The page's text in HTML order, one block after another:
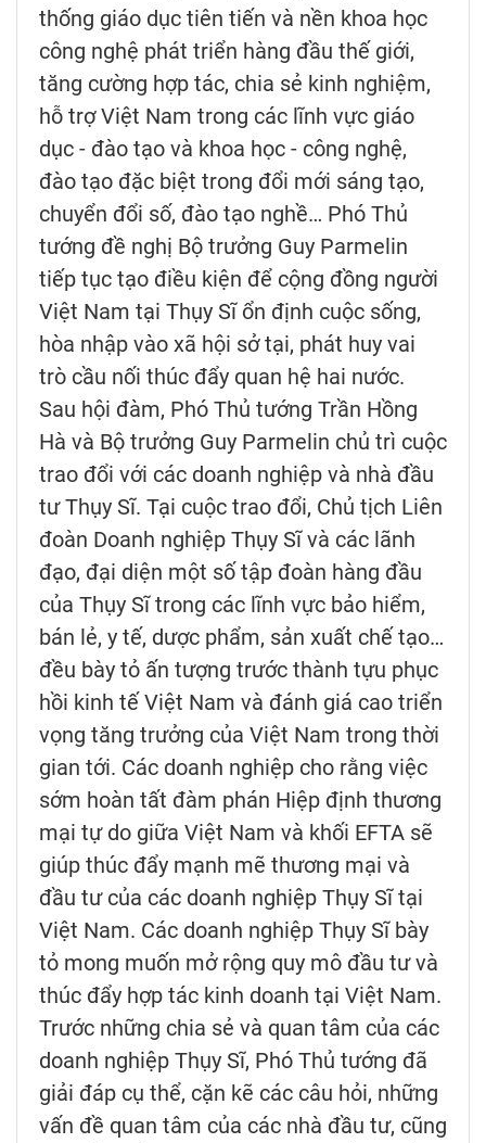
thống giáo dục tiên tiến và nền khoa học
công nghệ phát triển hàng đầu thế giới,
tăng cường hợp tác, chia sẻ kinh nghiệm,
hỗ trợ Việt Nam trong các lĩnh vực giáo
dục - đào tạo và khoa học - công nghệ,
đào tạo đặc biệt trong đổi mới sáng tạo,
chuyển đổi số, đào tạo nghề… Phó Thủ
tướng đề nghị Bộ trưởng Guy Parmelin
tiếp tục tạo điều kiện để cộng đồng người
Việt Nam tại Thụy Sĩ ổn định cuộc sống,
hòa nhập vào xã hội sở tại, phát huy vai
trò cầu nối thúc đẩy quan hệ hai nước.
Sau hội đàm, Phó Thủ tướng Trần Hồng
Hà và Bộ trưởng Guy Parmelin chủ trì cuộc
trao đổi với các doanh nghiệp và nhà đầu
tư Thụy Sĩ. Tại cuộc trao đổi, Chủ tịch Liên
đoàn Doanh nghiệp Thụy Sĩ và các lãnh
đạo, đại diện một số tập đoàn hàng đầu
của Thụy Sĩ trong các lĩnh vực bảo hiểm,
bán lẻ, y tế, dược phẩm, sản xuất chế tạo…
đều bày tỏ ấn tượng trước thành tựu phục
hồi kinh tế Việt Nam và đánh giá cao triển
vọng tăng trưởng của Việt Nam trong thời
gian tới. Các doanh nghiệp cho rằng việc
sớm hoàn tất đàm phán Hiệp định thương
mại tự do giữa Việt Nam và khối EFTA sẽ
giúp thúc đẩy mạnh mẽ thương mại và
đầu tư của các doanh nghiệp Thụy Sĩ tại
Việt Nam. Các doanh nghiệp Thụy Sĩ bày
tỏ mong muốn mở rộng quy mô đầu tư và
thúc đẩy hợp tác kinh doanh tại Việt Nam.
Trước những chia sẻ và quan tâm của các
doanh nghiệp Thụy Sĩ, Phó Thủ tướng đã
giải đáp cụ thể, cặn kẽ các câu hỏi, những
vấn đề quan tâm của các nhà đầu tư, cũng